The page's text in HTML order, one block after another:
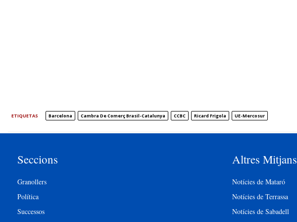
ETIQUETAS Barcelona Cambra De Comerç Brasil-Catalunya CCBC Ricard Frigola UE-Mercosur
Seccions
Granollers
Política
Successos
Altres Mitjans
Notícies de Mataró
Notícies de Terrassa
Notícies de Sabadell